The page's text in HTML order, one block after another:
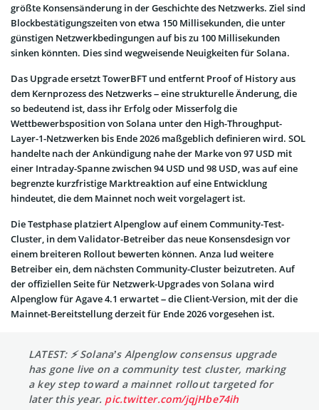
größte Konsensänderung in der Geschichte des Netzwerks. Ziel sind
Blockbestätigungszeiten von etwa 150 Millisekunden, die unter
günstigen Netzwerkbedingungen auf bis zu 100 Millisekunden
sinken könnten. Dies sind wegweisende Neuigkeiten für Solana.
Das Upgrade ersetzt TowerBFT und entfernt Proof of History aus
dem Kernprozess des Netzwerks – eine strukturelle Änderung, die
so bedeutend ist, dass ihr Erfolg oder Misserfolg die
Wettbewerbsposition von Solana unter den High-Throughput-
Layer-1-Netzwerken bis Ende 2026 maßgeblich definieren wird. SOL
handelte nach der Ankündigung nahe der Marke von 97 USD mit
einer Intraday-Spanne zwischen 94 USD und 98 USD, was auf eine
begrenzte kurzfristige Marktreaktion auf eine Entwicklung
hindeutet, die dem Mainnet noch weit vorgelagert ist.
Die Testphase platziert Alpenglow auf einem Community-Test-
Cluster, in dem Validator-Betreiber das neue Konsensdesign vor
einem breiteren Rollout bewerten können. Anza lud weitere
Betreiber ein, dem nächsten Community-Cluster beizutreten. Auf
der offiziellen Seite für Netzwerk-Upgrades von Solana wird
Alpenglow für Agave 4.1 erwartet – die Client-Version, mit der die
Mainnet-Bereitstellung derzeit für Ende 2026 vorgesehen ist.
LATEST: ⚡ Solana’s Alpenglow consensus upgrade
has gone live on a community test cluster, marking
a key step toward a mainnet rollout targeted for
later this year. pic.twitter.com/jqjHbe74ih